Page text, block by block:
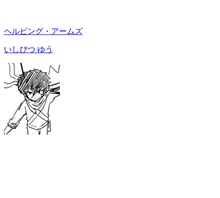
ヘルピング・アームズ
いしびつ ゆう